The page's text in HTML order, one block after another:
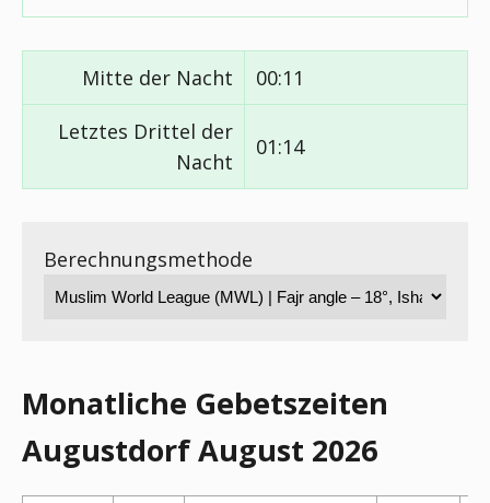
Mitte der Nacht 00:11
Letztes Drittel der
Nacht
01:14
Berechnungsmethode
Monatliche Gebetszeiten
Augustdorf August 2026